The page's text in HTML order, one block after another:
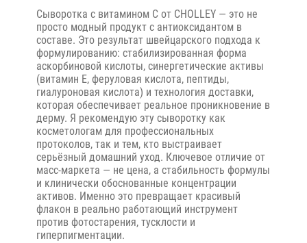
Сыворотка с витамином C от CHOLLEY — это не
просто модный продукт с антиоксидантом в
составе. Это результат швейцарского подхода к
формулированию: стабилизированная форма
аскорбиновой кислоты, синергетические активы
(витамин E, феруловая кислота, пептиды,
гиалуроновая кислота) и технология доставки,
которая обеспечивает реальное проникновение в
дерму. Я рекомендую эту сыворотку как
косметологам для профессиональных
протоколов, так и тем, кто выстраивает
серьёзный домашний уход. Ключевое отличие от
масс-маркета — не цена, а стабильность формулы
и клинически обоснованные концентрации
активов. Именно это превращает красивый
флакон в реально работающий инструмент
против фотостарения, тусклости и
гиперпигментации.